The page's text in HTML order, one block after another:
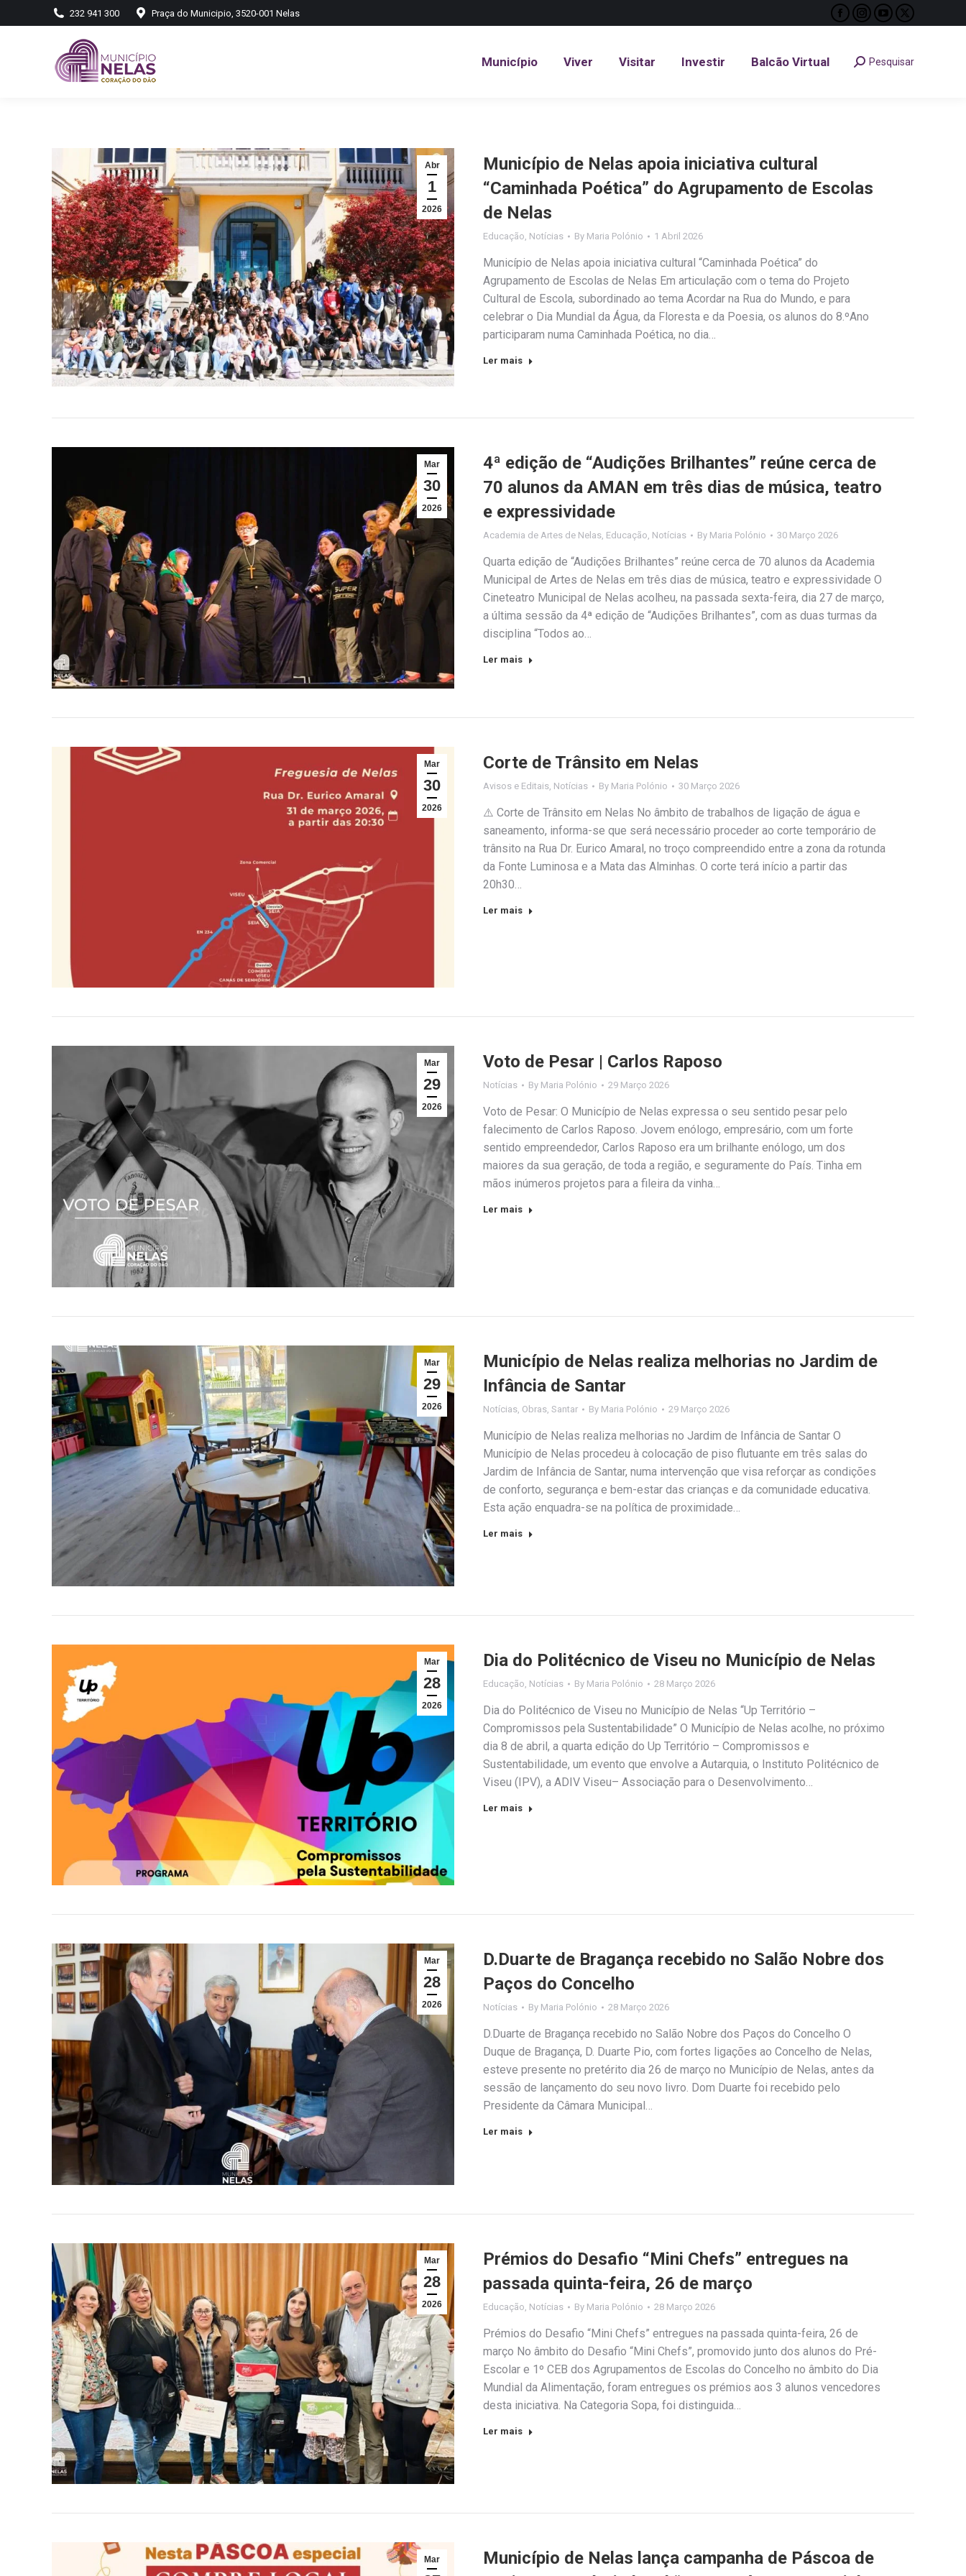
232 941 300 Praça do Municipio, 3520-001 Nelas
Facebook
opens
Instagram
opens
YouTube
opens
X
opens
Município Viver Visitar Investir Balcão Virtual Search:Pesquisar
Abr
1
2026
Município de Nelas apoia iniciativa cultural
“Caminhada Poética” do Agrupamento de Escolas
de Nelas
Educação, Notícias By Maria Polónio 1 Abril 2026
Município de Nelas apoia iniciativa cultural “Caminhada Poética” do
Agrupamento de Escolas de Nelas Em articulação com o tema do Projeto
Cultural de Escola, subordinado ao tema Acordar na Rua do Mundo, e para
celebrar o Dia Mundial da Água, da Floresta e da Poesia, os alunos do 8.ºAno
participaram numa Caminhada Poética, no dia…
Ler mais
Mar
30
2026
4ª edição de “Audições Brilhantes” reúne cerca de
70 alunos da AMAN em três dias de música, teatro
e expressividade
Academia de Artes de Nelas, Educação, Notícias By Maria Polónio 30 Março 2026
Quarta edição de “Audições Brilhantes” reúne cerca de 70 alunos da Academia
Municipal de Artes de Nelas em três dias de música, teatro e expressividade O
Cineteatro Municipal de Nelas acolheu, na passada sexta-feira, dia 27 de março,
a última sessão da 4ª edição de “Audições Brilhantes”, com as duas turmas da
disciplina “Todos ao…
Ler mais
Mar
30
2026
Corte de Trânsito em Nelas
Avisos e Editais Notícias By Maria Polónio 30 Março 2026
⚠️ Corte de Trânsito em Nelas No âmbito de trabalhos de ligação de água e
saneamento, informa-se que será necessário proceder ao corte temporário de
trânsito na Rua Dr. Eurico Amaral, no troço compreendido entre a zona da rotunda
da Fonte Luminosa e a Mata das Alminhas. O corte terá início a partir das
20h30…
Ler mais
Mar
29
2026
Voto de Pesar | Carlos Raposo
Notícias By Maria Polónio 29 Março 2026
Voto de Pesar: O Município de Nelas expressa o seu sentido pesar pelo
falecimento de Carlos Raposo. Jovem enólogo, empresário, com um forte
sentido empreendedor, Carlos Raposo era um brilhante enólogo, um dos
maiores da sua geração, de toda a região, e seguramente do País. Tinha em
mãos inúmeros projetos para a fileira da vinha…
Ler mais
Mar
29
2026
Município de Nelas realiza melhorias no Jardim de
Infância de Santar
Notícias Obras Santar By Maria Polónio 29 Março 2026
Município de Nelas realiza melhorias no Jardim de Infância de Santar O
Município de Nelas procedeu à colocação de piso flutuante em três salas do
Jardim de Infância de Santar, numa intervenção que visa reforçar as condições
de conforto, segurança e bem-estar das crianças e da comunidade educativa.
Esta ação enquadra-se na política de proximidade…
Ler mais
Mar
28
2026
Dia do Politécnico de Viseu no Município de Nelas
Educação, Notícias By Maria Polónio 28 Março 2026
Dia do Politécnico de Viseu no Município de Nelas “Up Território –
Compromissos pela Sustentabilidade” O Município de Nelas acolhe, no próximo
dia 8 de abril, a quarta edição do Up Território – Compromissos e
Sustentabilidade, um evento que envolve a Autarquia, o Instituto Politécnico de
Viseu (IPV), a ADIV Viseu– Associação para o Desenvolvimento…
Ler mais
Mar
28
2026
D.Duarte de Bragança recebido no Salão Nobre dos
Paços do Concelho
Notícias By Maria Polónio 28 Março 2026
D.Duarte de Bragança recebido no Salão Nobre dos Paços do Concelho O
Duque de Bragança, D. Duarte Pio, com fortes ligações ao Concelho de Nelas,
esteve presente no pretérito dia 26 de março no Município de Nelas, antes da
sessão de lançamento do seu novo livro. Dom Duarte foi recebido pelo
Presidente da Câmara Municipal…
Ler mais
Mar
28
2026
Prémios do Desafio “Mini Chefs” entregues na
passada quinta-feira, 26 de março
Educação Notícias By Maria Polónio 28 Março 2026
Prémios do Desafio “Mini Chefs” entregues na passada quinta-feira, 26 de
março No âmbito do Desafio “Mini Chefs”, promovido junto dos alunos do Pré-
Escolar e 1º CEB dos Agrupamentos de Escolas do Concelho no âmbito do Dia
Mundial da Alimentação, foram entregues os prémios aos 3 alunos vencedores
desta iniciativa. Na Categoria Sopa, foi distinguida…
Ler mais
Mar
Município de Nelas lança campanha de Páscoa de
Município Viver Visitar Investir Balcão Virtual Search:
Pesquisar